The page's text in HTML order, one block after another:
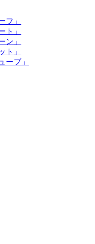
フ」
ト」
ン」
ト」
ーブ」